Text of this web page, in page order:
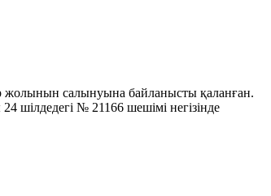
жолынын салынуына байланысты қаланған.
№ 21166 шешімі негізінде